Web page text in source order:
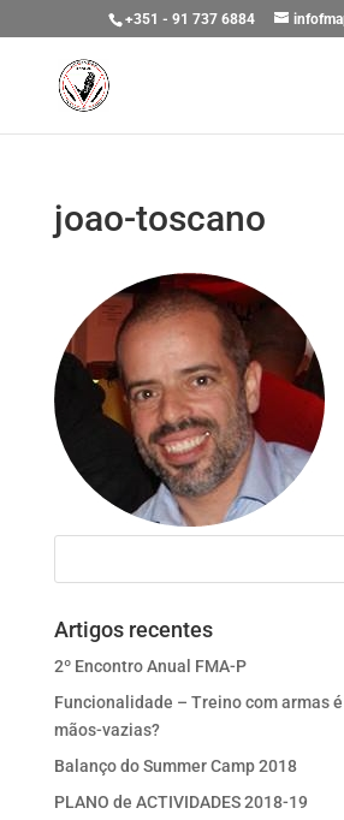
+351 - 91 737 6884
joao-toscano
Artigos recentes
2º Encontro Anual FMA-P
Funcionalidade – Treino com armas
mãos-vazias?
Balanço do Summer Camp 2018
PLANO de ACTIVIDADES 2018-19